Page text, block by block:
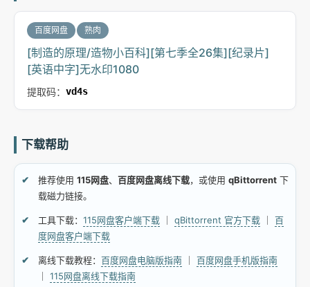
百度网盘 熟肉
[制造的原理/造物小百科][第七季全26集][纪录片]
[英语中字]无水印1080
提取码： vd4s
下载帮助
推荐使用 115网盘、 百度网盘离线下载，或使用 qBittorrent 下
载磁力链接。
工具下载： 115网盘客户端下载 qBittorrent 官方下载
百
度网盘客户端下载
离线下载教程： 百度网盘电脑版指南
百度网盘手机版指南
115网盘离线下载指南